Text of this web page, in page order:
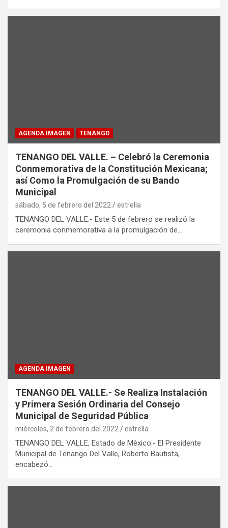
AGENDA IMAGEN TENANGO
TENANGO DEL VALLE. – Celebró la Ceremonia
Conmemorativa de la Constitución Mexicana;
así Como la Promulgación de su Bando
Municipal
sábado, 5 de febrero del 2022 estrella
TENANGO DEL VALLE.- Este 5 de febrero se realizó la
ceremonia conmemorativa a la promulgación de…
AGENDA IMAGEN
TENANGO DEL VALLE.- Se Realiza Instalación
y Primera Sesión Ordinaria del Consejo
Municipal de Seguridad Pública
miércoles, 2 de febrero del 2022 estrella
TENANGO DEL VALLE, Estado de México.- El Presidente
Municipal de Tenango Del Valle, Roberto Bautista,
encabezó…